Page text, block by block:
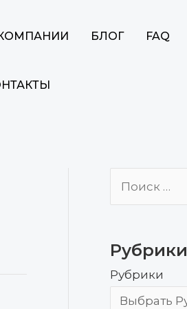
БЛОГ FAQ
к
Рубрики
Рубрики